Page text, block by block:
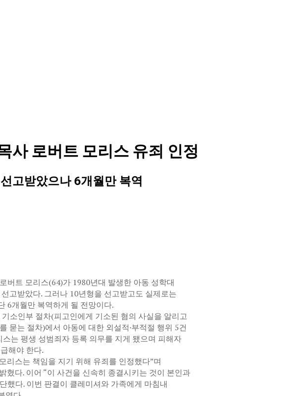
사 로버트 모리스 유죄 인정
고받았으나 6개월만 복역
버트 모리스(64)가 1980년대 발생한 아동 성학대
고받았다. 그러나 10년형을 선고받고도 실제로는
6개월만 복역하게 될 전망이다.
소인부 절차(피고인에게 기소된 혐의 사실을 알리고
묻는 절차)에서 아동에 대한 외설적·부적절 행위 5건
는 평생 성범죄자 등록 의무를 지게 됐으며 피해자
해야 한다.
리스는 책임을 지기 위해 유죄를 인정했다”며
혔다. 이어 “이 사건을 신속히 종결시키는 것이 본인과
했다. 이번 판결이 클레미셔와 가족에게 마침내